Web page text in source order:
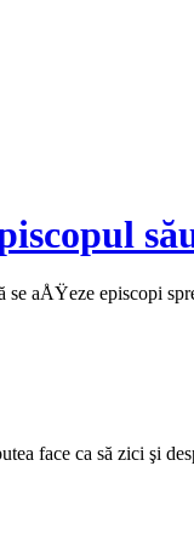
aÅŸeze episcopi
face ca să zici şi